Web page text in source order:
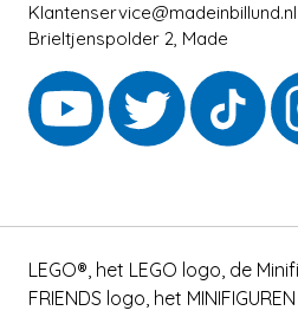
Klantenservice@madeinbillund.nl
Brieltjenspolder 2, Made
LEGO®, het LEGO logo, de
FRIENDS logo, het